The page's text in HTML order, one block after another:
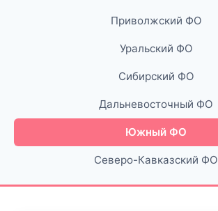
Приволжский ФО
Уральский ФО
Сибирский ФО
Дальневосточный ФО
Южный ФО
Северо-Кавказский ФО